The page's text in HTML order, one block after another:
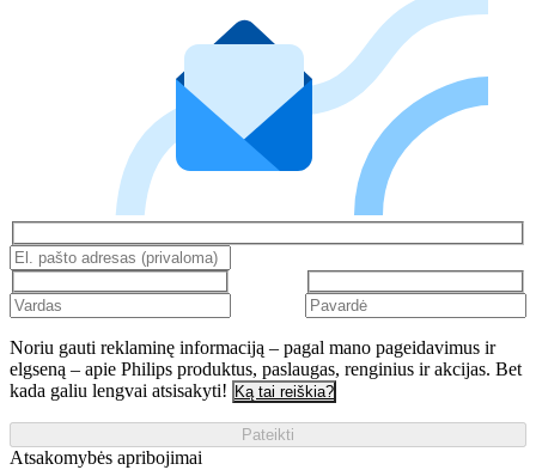
Noriu gauti reklaminę informaciją – pagal mano pageidavimus ir
elgseną – apie Philips produktus, paslaugas, renginius ir akcijas. Bet
kada galiu lengvai atsisakyti! Ką tai reiškia?
Pateikti
Atsakomybės apribojimai